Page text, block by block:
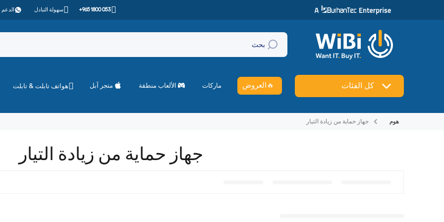
تخطي إلى المحتوى +965 1800 053 سهولة التبادل
بحث
كل الفئات 🔥 العروض ماركات الألعاب منطقة متجر آبل هواتف تابلت & تابلت
هوم جهاز حماية من زيادة التيار
جهاز حماية من زيادة التيار